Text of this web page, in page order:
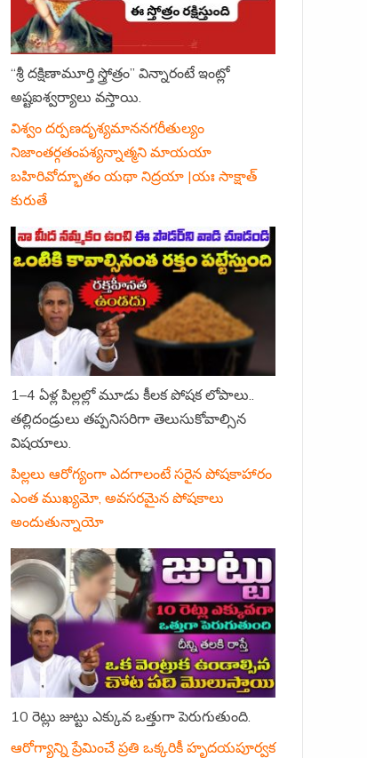
“శ్రీ దక్షిణామూర్తి స్త్రోత్రం” విన్నారంటే ఇంట్లో
అష్టఐశ్వర్యాలు వస్తాయి.
విశ్వం దర్పణదృశ్యమాననగరీతుల్యం
నిజాంతర్గతంపశ్యన్నాత్మని మాయయా
బహిరివోద్భూతం యథా నిద్రయా |యః సాక్షాత్
కురుతే
1–4 ఏళ్ల పిల్లల్లో మూడు కీలక పోషక లోపాలు..
తల్లిదండ్రులు తప్పనిసరిగా తెలుసుకోవాల్సిన
విషయాలు.
పిల్లలు ఆరోగ్యంగా ఎదగాలంటే సరైన పోషకాహారం
ఎంత ముఖ్యమో, అవసరమైన పోషకాలు
అందుతున్నాయో
10 రెట్లు జుట్టు ఎక్కువ ఒత్తుగా పెరుగుతుంది.
ఆరోగ్యాన్ని ప్రేమించే ప్రతి ఒక్కరికీ హృదయపూర్వక